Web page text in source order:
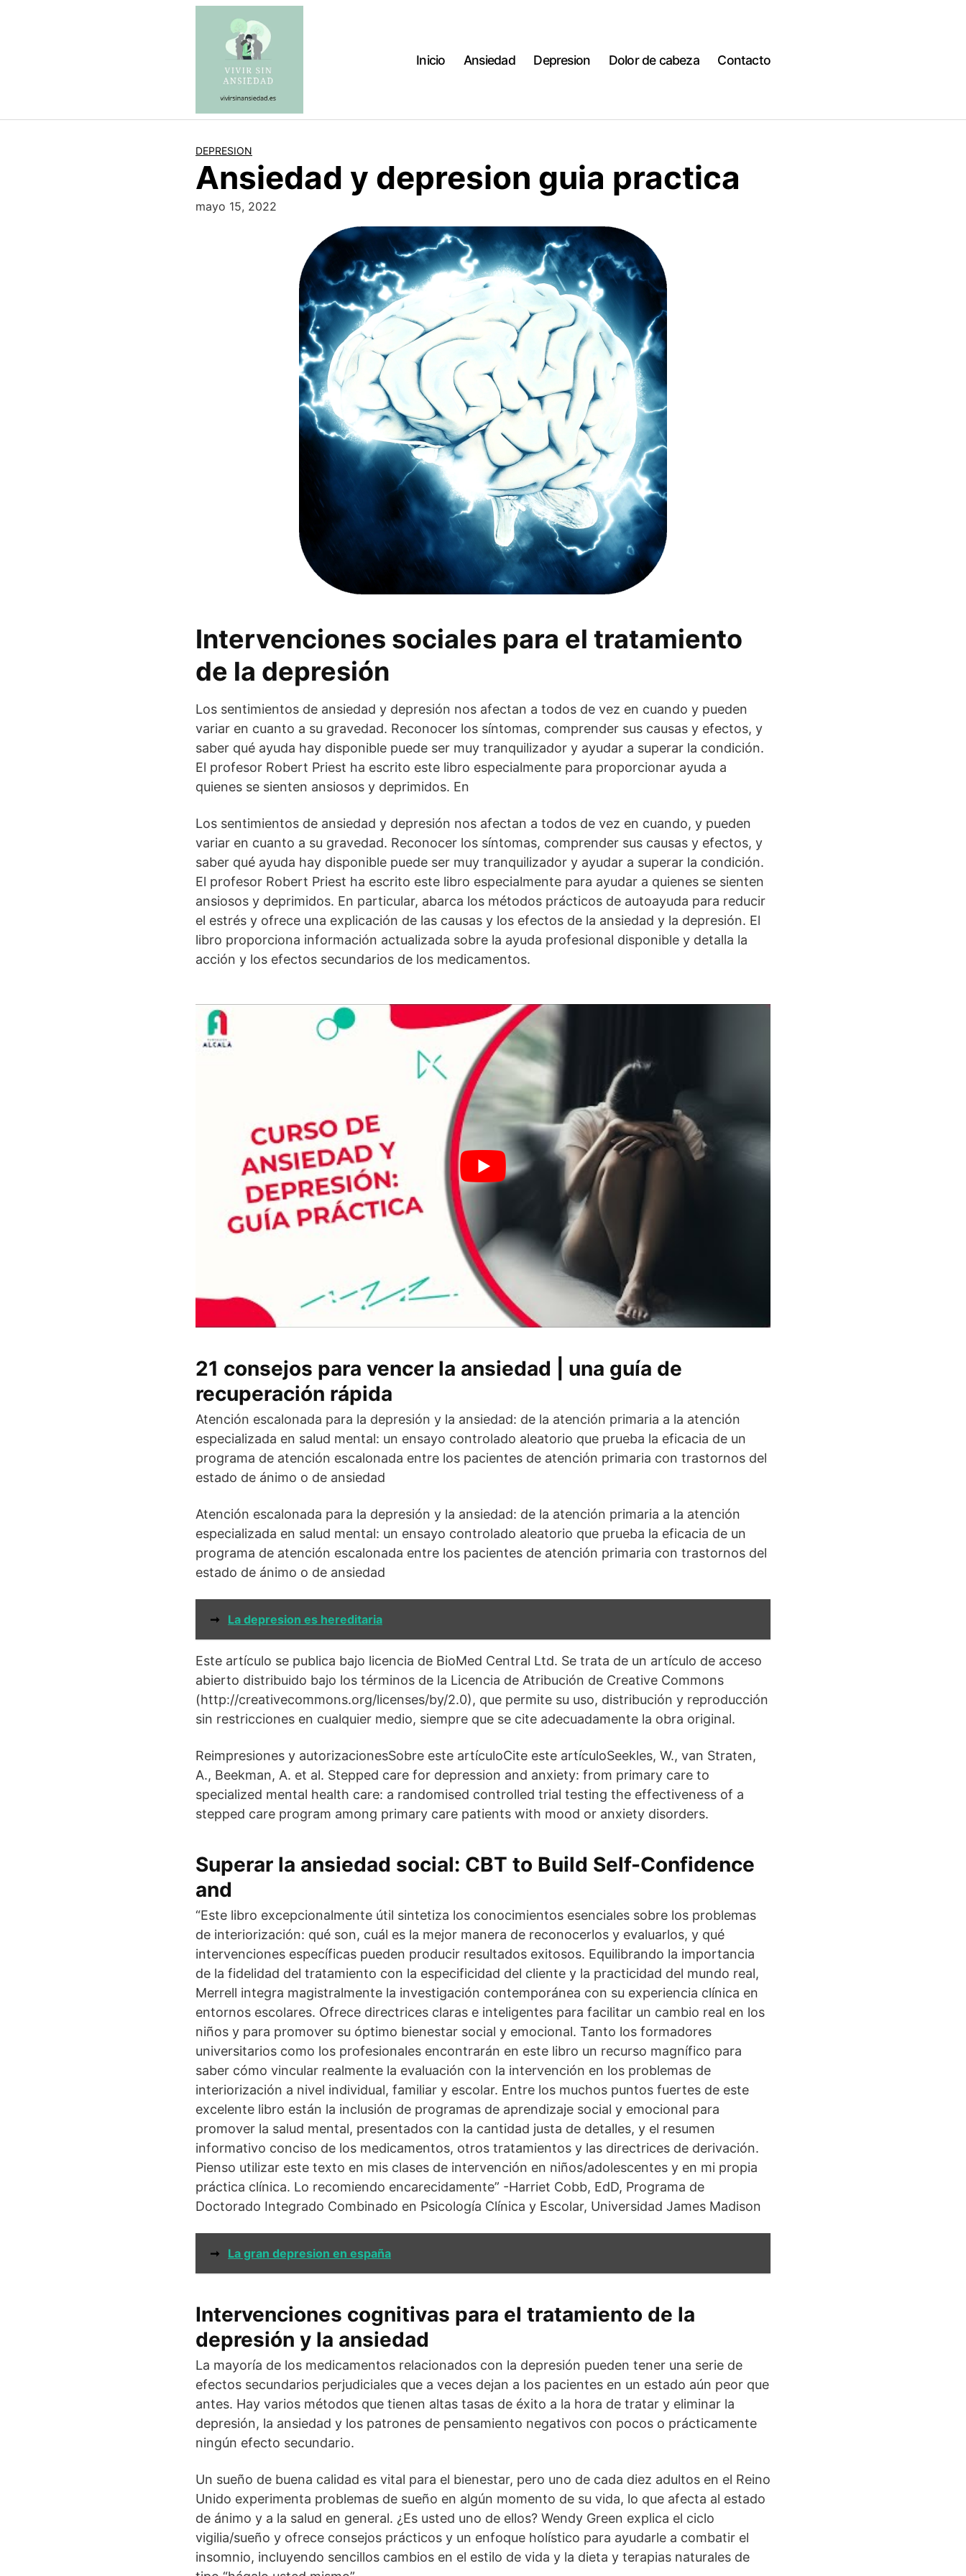
Inicio Ansiedad Depresion Dolor de cabeza Contacto
DEPRESION
Ansiedad y depresion guia practica
mayo 15, 2022
Intervenciones sociales para el tratamiento
de la depresión
Los sentimientos de ansiedad y depresión nos afectan a todos de vez en cuando y pueden
variar en cuanto a su gravedad. Reconocer los síntomas, comprender sus causas y efectos, y
saber qué ayuda hay disponible puede ser muy tranquilizador y ayudar a superar la condición.
El profesor Robert Priest ha escrito este libro especialmente para proporcionar ayuda a
quienes se sienten ansiosos y deprimidos. En
Los sentimientos de ansiedad y depresión nos afectan a todos de vez en cuando, y pueden
variar en cuanto a su gravedad. Reconocer los síntomas, comprender sus causas y efectos, y
saber qué ayuda hay disponible puede ser muy tranquilizador y ayudar a superar la condición.
El profesor Robert Priest ha escrito este libro especialmente para ayudar a quienes se sienten
ansiosos y deprimidos. En particular, abarca los métodos prácticos de autoayuda para reducir
el estrés y ofrece una explicación de las causas y los efectos de la ansiedad y la depresión. El
libro proporciona información actualizada sobre la ayuda profesional disponible y detalla la
acción y los efectos secundarios de los medicamentos.
21 consejos para vencer la ansiedad | una guía de
recuperación rápida
Atención escalonada para la depresión y la ansiedad: de la atención primaria a la atención
especializada en salud mental: un ensayo controlado aleatorio que prueba la eficacia de un
programa de atención escalonada entre los pacientes de atención primaria con trastornos del
estado de ánimo o de ansiedad
Atención escalonada para la depresión y la ansiedad: de la atención primaria a la atención
especializada en salud mental: un ensayo controlado aleatorio que prueba la eficacia de un
programa de atención escalonada entre los pacientes de atención primaria con trastornos del
estado de ánimo o de ansiedad
➞ La depresion es hereditaria
Este artículo se publica bajo licencia de BioMed Central Ltd. Se trata de un artículo de acceso
abierto distribuido bajo los términos de la Licencia de Atribución de Creative Commons
(http://creativecommons.org/licenses/by/2.0), que permite su uso, distribución y reproducción
sin restricciones en cualquier medio, siempre que se cite adecuadamente la obra original.
Reimpresiones y autorizacionesSobre este artículoCite este artículoSeekles, W., van Straten,
A., Beekman, A. et al. Stepped care for depression and anxiety: from primary care to
specialized mental health care: a randomised controlled trial testing the effectiveness of a
stepped care program among primary care patients with mood or anxiety disorders.
Superar la ansiedad social: CBT to Build Self-Confidence
and
“Este libro excepcionalmente útil sintetiza los conocimientos esenciales sobre los problemas
de interiorización: qué son, cuál es la mejor manera de reconocerlos y evaluarlos, y qué
intervenciones específicas pueden producir resultados exitosos. Equilibrando la importancia
de la fidelidad del tratamiento con la especificidad del cliente y la practicidad del mundo real,
Merrell integra magistralmente la investigación contemporánea con su experiencia clínica en
entornos escolares. Ofrece directrices claras e inteligentes para facilitar un cambio real en los
niños y para promover su óptimo bienestar social y emocional. Tanto los formadores
universitarios como los profesionales encontrarán en este libro un recurso magnífico para
saber cómo vincular realmente la evaluación con la intervención en los problemas de
interiorización a nivel individual, familiar y escolar. Entre los muchos puntos fuertes de este
excelente libro están la inclusión de programas de aprendizaje social y emocional para
promover la salud mental, presentados con la cantidad justa de detalles, y el resumen
informativo conciso de los medicamentos, otros tratamientos y las directrices de derivación.
Pienso utilizar este texto en mis clases de intervención en niños/adolescentes y en mi propia
práctica clínica. Lo recomiendo encarecidamente” -Harriet Cobb, EdD, Programa de
Doctorado Integrado Combinado en Psicología Clínica y Escolar, Universidad James Madison
➞ La gran depresion en españa
Intervenciones cognitivas para el tratamiento de la
depresión y la ansiedad
La mayoría de los medicamentos relacionados con la depresión pueden tener una serie de
efectos secundarios perjudiciales que a veces dejan a los pacientes en un estado aún peor que
antes. Hay varios métodos que tienen altas tasas de éxito a la hora de tratar y eliminar la
depresión, la ansiedad y los patrones de pensamiento negativos con pocos o prácticamente
ningún efecto secundario.
Un sueño de buena calidad es vital para el bienestar, pero uno de cada diez adultos en el Reino
Unido experimenta problemas de sueño en algún momento de su vida, lo que afecta al estado
de ánimo y a la salud en general. ¿Es usted uno de ellos? Wendy Green explica el ciclo
vigilia/sueño y ofrece consejos prácticos y un enfoque holístico para ayudarle a combatir el
insomnio, incluyendo sencillos cambios en el estilo de vida y la dieta y terapias naturales de